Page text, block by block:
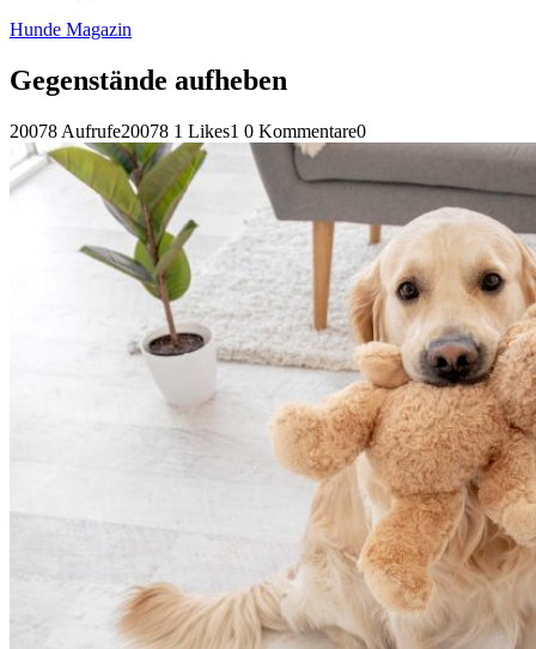
Hunde Magazin
Gegenstände aufheben
20078 Aufrufe20078 1 Likes1 0 Kommentare0